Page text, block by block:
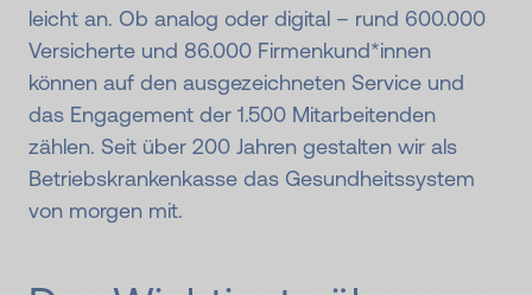
leicht an. Ob analog oder digital – rund 600.000
Versicherte und 86.000 Firmenkund*innen
können auf den ausgezeichneten Service und
das Engagement der 1.500 Mitarbeitenden
zählen. Seit über 200 Jahren gestalten wir als
Betriebskrankenkasse das Gesundheitssystem
von morgen mit.